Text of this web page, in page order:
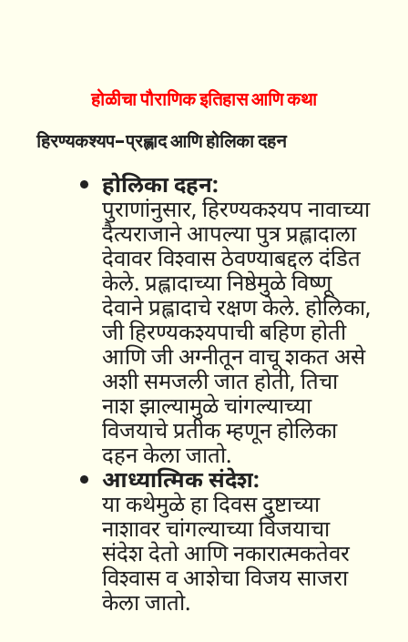
होळीचा पौराणिक इतिहास आणि कथा
हिरण्यकश्यप-प्रह्लाद आणि होलिका दहन
होलिका दहन:
पुराणांनुसार, हिरण्यकश्यप नावाच्या
दैत्यराजाने आपल्या पुत्र प्रह्लादाला
देवावर विश्वास ठेवण्याबद्दल दंडित
केले. प्रह्लादाच्या निष्ठेमुळे विष्णू
देवाने प्रह्लादाचे रक्षण केले. होलिका,
जी हिरण्यकश्यपाची बहिण होती
आणि जी अग्नीतून वाचू शकत असे
अशी समजली जात होती, तिचा
नाश झाल्यामुळे चांगल्याच्या
विजयाचे प्रतीक म्हणून होलिका
दहन केला जातो.
आध्यात्मिक संदेश:
या कथेमुळे हा दिवस दुष्टाच्या
नाशावर चांगल्याच्या विजयाचा
संदेश देतो आणि नकारात्मकतेवर
विश्वास व आशेचा विजय साजरा
केला जातो.